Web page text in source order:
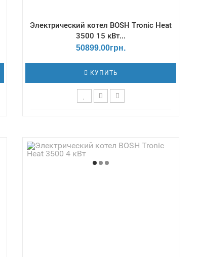
Электрический котел BOSH Tronic Heat
3500 15 кВт...
50899.00грн.
КУПИТЬ
max - 3 Бар / Количество ступеней
мощности - 3 / КПД, % - 99,7